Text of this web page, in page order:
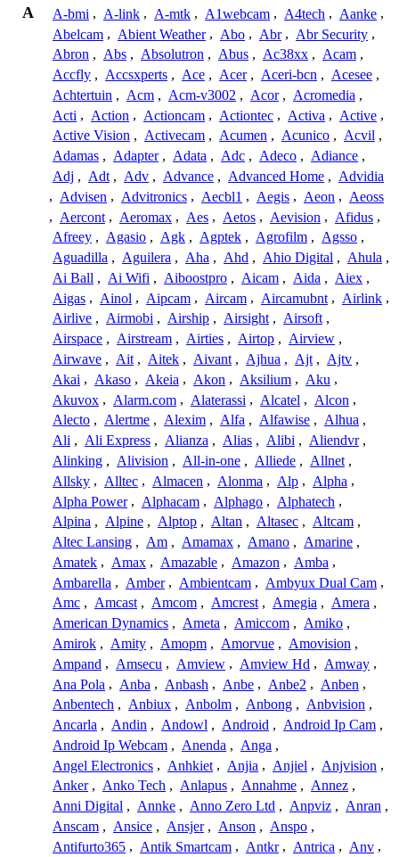
A A-bmi , A-link , A-mtk , A1webcam , A4tech , Aanke ,
Abelcam , Abient Weather , Abo , Abr , Abr Security ,
Abron , Abs , Absolutron , Abus , Ac38xx , Acam ,
Accfly , Accsxperts , Ace , Acer , Aceri-bcn , Acesee ,
Achtertuin , Acm , Acm-v3002 , Acor , Acromedia ,
Acti , Action , Actioncam , Actiontec , Activa , Active ,
Active Vision , Activecam , Acumen , Acunico , Acvil ,
Adamas , Adapter , Adata , Adc , Adeco , Adiance ,
Adj , Adt , Adv , Advance , Advanced Home , Advidia
, Advisen , Advitronics , Aecbl1 , Aegis , Aeon , Aeoss
, Aercont , Aeromax , Aes , Aetos , Aevision , Afidus ,
Afreey , Agasio , Agk , Agptek , Agrofilm , Agsso ,
Aguadilla , Aguilera , Aha , Ahd , Ahio Digital , Ahula ,
Ai Ball , Ai Wifi , Aiboostpro , Aicam , Aida , Aiex ,
Aigas , Ainol , Aipcam , Aircam , Aircamubnt , Airlink ,
Airlive , Airmobi , Airship , Airsight , Airsoft ,
Airspace , Airstream , Airties , Airtop , Airview ,
Airwave , Ait , Aitek , Aivant , Ajhua , Ajt , Ajtv ,
Akai , Akaso , Akeia , Akon , Aksilium , Aku ,
Akuvox , Alarm.com , Alaterassi , Alcatel , Alcon ,
Alecto , Alertme , Alexim , Alfa , Alfawise , Alhua ,
Ali , Ali Express , Alianza , Alias , Alibi , Aliendvr ,
Alinking , Alivision , All-in-one , Alliede , Allnet ,
Allsky , Alltec , Almacen , Alonma , Alp , Alpha ,
Alpha Power , Alphacam , Alphago , Alphatech ,
Alpina , Alpine , Alptop , Altan , Altasec , Altcam ,
Altec Lansing , Am , Amamax , Amano , Amarine ,
Amatek , Amax , Amazable , Amazon , Amba ,
Ambarella , Amber , Ambientcam , Ambyux Dual Cam ,
Amc , Amcast , Amcom , Amcrest , Amegia , Amera ,
American Dynamics , Ameta , Amiccom , Amiko ,
Amirok , Amity , Amopm , Amorvue , Amovision ,
Ampand , Amsecu , Amview , Amview Hd , Amway ,
Ana Pola , Anba , Anbash , Anbe , Anbe2 , Anben ,
Anbentech , Anbiux , Anbolm , Anbong , Anbvision ,
Ancarla , Andin , Andowl , Android , Android Ip Cam ,
Android Ip Webcam , Anenda , Anga ,
Angel Electronics , Anhkiet , Anjia , Anjiel , Anjvision ,
Anker , Anko Tech , Anlapus , Annahme , Annez ,
Anni Digital , Annke , Anno Zero Ltd , Anpviz , Anran ,
Anscam , Ansice , Ansjer , Anson , Anspo ,
Antifurto365 , Antik Smartcam , Antkr , Antrica , Anv ,